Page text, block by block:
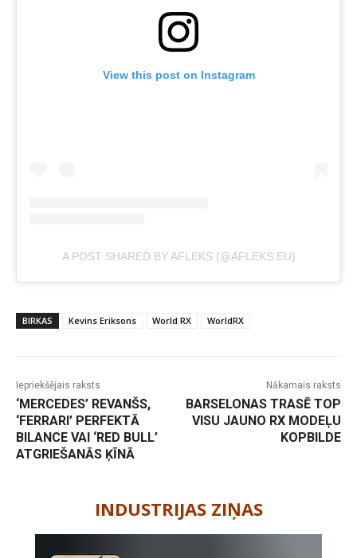
View this post on Instagram
A POST SHARED BY AFLEKS (@AFLEKS.EU)
BIRKAS Kevins Eriksons World RX WorldRX
Iepriekšējais raksts
‘MERCEDES’ REVANŠS,
‘FERRARI’ PERFEKTĀ
BILANCE VAI ‘RED BULL’
ATGRIEŠANĀS ĶĪNĀ
Nākamais raksts
BARSELONAS TRASĒ TOP
VISU JAUNO RX MODEĻU
KOPBILDE
INDUSTRIJAS ZIŅAS